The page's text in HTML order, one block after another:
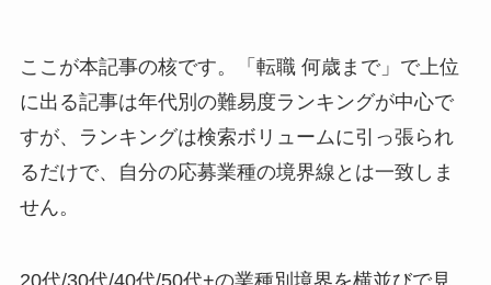
ここが本記事の核です。「転職 何歳まで」で上位
に出る記事は年代別の難易度ランキングが中心で
すが、ランキングは検索ボリュームに引っ張られ
るだけで、自分の応募業種の境界線とは一致しま
せん。